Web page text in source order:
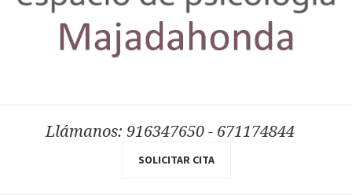
Llámanos: 916347650 - 671174844
SOLICITAR CITA